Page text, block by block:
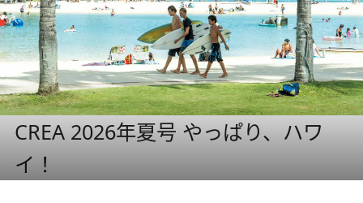
CREA 2026年夏号 やっぱり、ハワ
イ！